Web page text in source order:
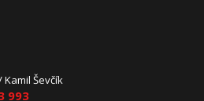
Ševčík
993